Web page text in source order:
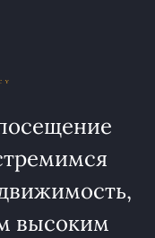
высоким